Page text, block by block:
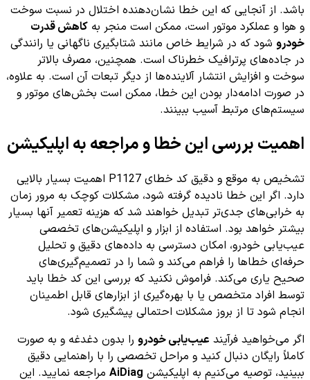
باشد. از آنجایی که این خطا نشان‌دهنده اختلال در نسبت سوخت
و هوا و عملکرد موتور است، ممکن است منجر به کاهش قدرت
خودرو شود که در شرایط خاص مانند شتابگیری ناگهانی یا رانندگی
در جاده‌های پرترافیک خطرناک است. همچنین، مصرف بالاتر
سوخت و افزایش انتشار آلاینده‌ها از دیگر تبعات آن است. به علاوه،
در صورت ادامه‌دار بودن این خطا، ممکن است بخش‌های موتور و
سیستم‌های مرتبط آسیب ببینند.
اهمیت بررسی این خطا و مراجعه به اپلیکیشن
تشخیص به موقع و دقیق کد خطای P1127 اهمیت بسیار بالایی
دارد. اگر این خطا نادیده گرفته شود، مشکلات کوچک به مرور زمان
به خرابی‌های جدی‌تر تبدیل خواهند شد که هزینه تعمیر آنها بسیار
بیشتر خواهد بود. استفاده از ابزار و اپلیکیشن‌های تخصصی
عیب‌یابی خودرو، امکان دسترسی به داده‌های دقیق و تحلیل
حرفه‌ای خطاها را فراهم می‌کند و شما را در تصمیم‌گیری‌های
صحیح یاری می‌کند. فراموش نکنید که بررسی این کد خطا باید
توسط افراد متخصص یا با بهره‌گیری از ابزارهای قابل اطمینان
انجام شود تا از بروز مشکلات احتمالی پیشگیری شود.
اگر می‌خواهید فرآیند عیب‌یابی خودرو را بدون دغدغه و به صورت
کاملاً رایگان دنبال کنید و مراحل تخصصی را با راهنمایی دقیق
ببینید، توصیه می‌کنیم به اپلیکیشن AiDiag مراجعه نمایید. این